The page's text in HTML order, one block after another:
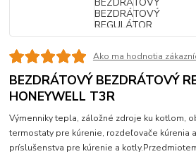
Ako ma hodnotia
BEZDRÁTOVÝ BEZDRÁTOVÝ
HONEYWELL T3R
Výmenniky tepla, záložné zdroje ku kotlom,
termostaty pre kúrenie, rozdeľovače kúrenia
príslušenstva pre kúrenie a